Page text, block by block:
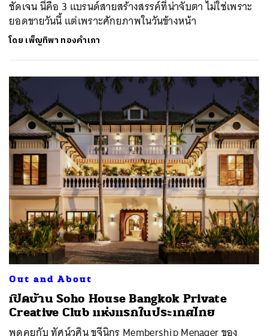
ชัดเจน นี่คือ 3 แบรนด์สายสร้างสรรค์ที่น่าจับตา ไม่ใช่เพราะ
ยอดขายวันนี้ แต่เพราะศักยภาพในวันข้างหน้า
โดย เพ็ญทิพา ทองคำเภา
Out and About
เปิดบ้าน Soho House Bangkok Private
Creative Club แห่งแรกในประเทศไทย
พูดคุยกับ ทัศน์วศิน ขจีนิกร Membership Menager ของ